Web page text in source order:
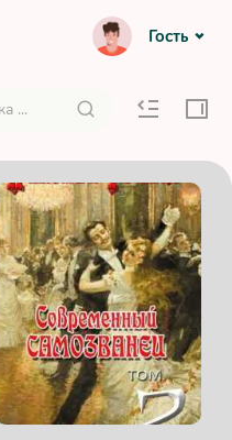
Гость